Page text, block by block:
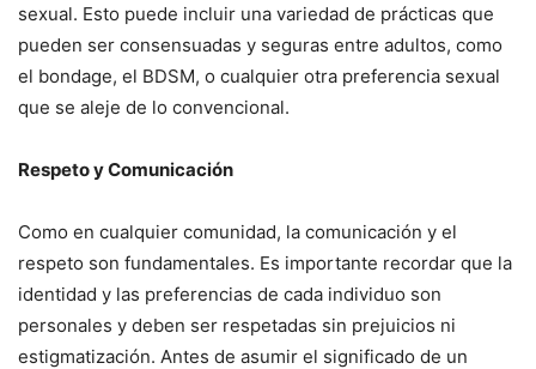
sexual. Esto puede incluir una variedad de prácticas que
pueden ser consensuadas y seguras entre adultos, como
el bondage, el BDSM, o cualquier otra preferencia sexual
que se aleje de lo convencional.
Respeto y Comunicación
Como en cualquier comunidad, la comunicación y el
respeto son fundamentales. Es importante recordar que la
identidad y las preferencias de cada individuo son
personales y deben ser respetadas sin prejuicios ni
estigmatización. Antes de asumir el significado de un